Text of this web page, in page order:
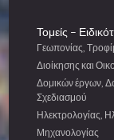
Τομείς –
Γεωπονίας,
Διοίκησης και
Δομικών έργων,
Σχεδιασμού
Ηλεκτρολογίας,
Μηχανολογίας